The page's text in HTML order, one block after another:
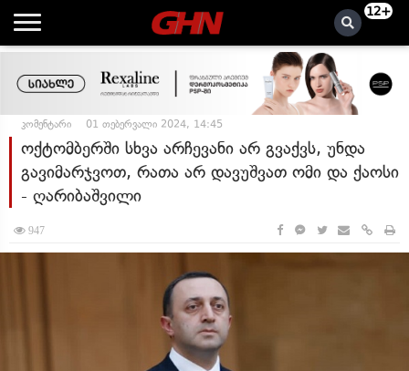
12+
კომენტარი 01 თებერვალი 2024, 14:45
ოქტომბერში სხვა არჩევანი არ გვაქვს, უნდა
გავიმარჯვოთ, რათა არ დავუშვათ ომი და ქაოსი
- ღარიბაშვილი
947